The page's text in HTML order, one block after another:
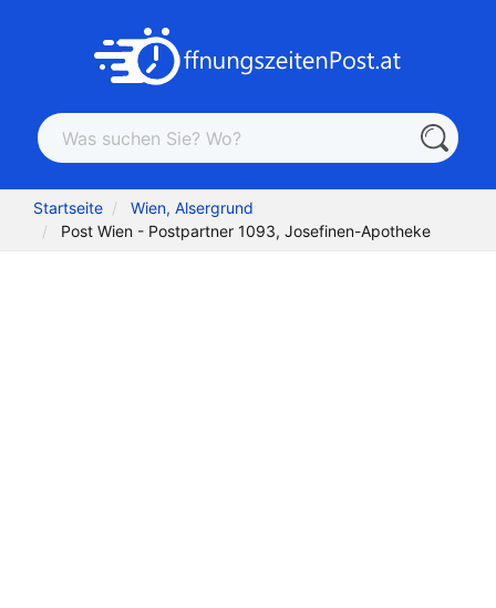
Startseite
Wien, Alsergrund
Post Wien - Postpartner 1093, Josefinen-Apotheke